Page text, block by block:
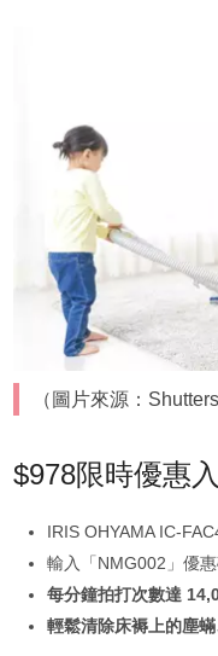
（圖片來源：
$978限時優惠
IRIS OHYAMA IC-
輸入「NMG002」優
每分鐘拍打次數達
輕鬆清除床褥上的塵